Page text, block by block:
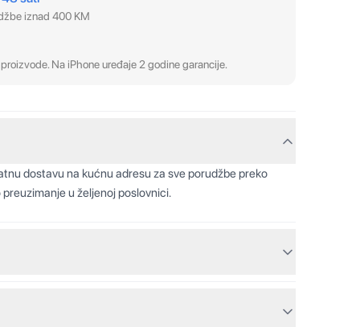
iznad 400 KM
Na iPhone uređaje 2 godine garancije.
dostavu na kućnu adresu za sve porudžbe preko
u željenoj poslovnici.